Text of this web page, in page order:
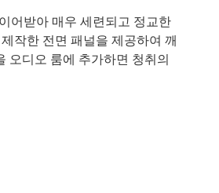
어받아 매우 세련되고 정교한
작한 전면 패널을 제공하여 깨
오디오 룸에 추가하면 청취의